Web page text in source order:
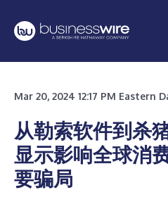
Mar 20, 2024 12:17 PM Eastern
从勒索软件到杀
显示影响全球消
要骗局